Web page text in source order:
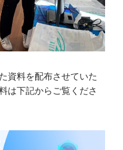
資料を配布させていた
は下記からご覧くださ